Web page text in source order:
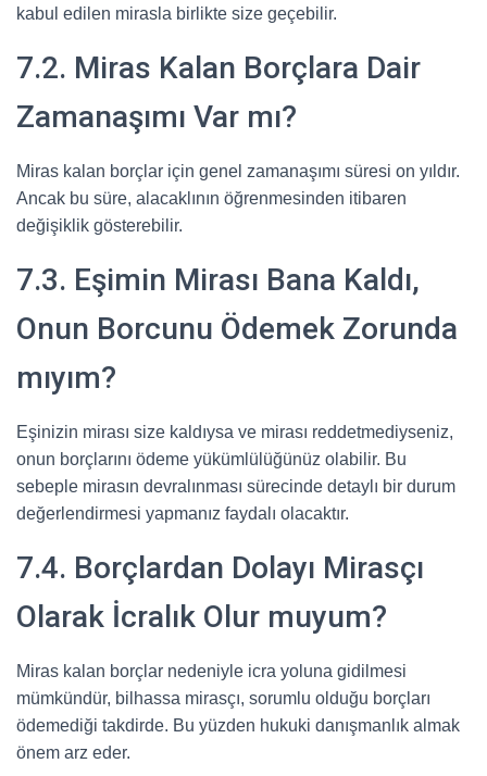
kabul edilen mirasla birlikte size geçebilir.
7.2. Miras Kalan Borçlara Dair
Zamanaşımı Var mı?
Miras kalan borçlar için genel zamanaşımı süresi on yıldır.
Ancak bu süre, alacaklının öğrenmesinden itibaren
değişiklik gösterebilir.
7.3. Eşimin Mirası Bana Kaldı,
Onun Borcunu Ödemek Zorunda
mıyım?
Eşinizin mirası size kaldıysa ve mirası reddetmediyseniz,
onun borçlarını ödeme yükümlülüğünüz olabilir. Bu
sebeple mirasın devralınması sürecinde detaylı bir durum
değerlendirmesi yapmanız faydalı olacaktır.
7.4. Borçlardan Dolayı Mirasçı
Olarak İcralık Olur muyum?
Miras kalan borçlar nedeniyle icra yoluna gidilmesi
mümkündür, bilhassa mirasçı, sorumlu olduğu borçları
ödemediği takdirde. Bu yüzden hukuki danışmanlık almak
önem arz eder.